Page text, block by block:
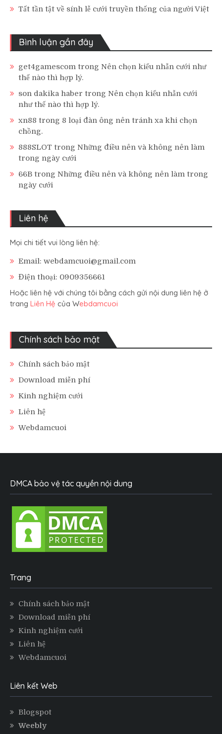
Tất tần tật về sính lễ cưới truyền thống của người Việt
Bình luận gần đây
get4gamescom trong Nên chọn kiểu nhẫn cưới như
thế nào thì hợp lý.
son dakika haber trong Nên chọn kiểu nhẫn cưới
như thế nào thì hợp lý.
xn88 trong 8 loại đàn ông nên tránh xa khi chọn
chồng.
888SLOT trong Những điều nên và không nên làm
trong ngày cưới
66B trong Những điều nên và không nên làm trong
ngày cưới
Liên hệ
Mọi chi tiết vui lòng liên hệ:
Email: webdamcuoi@gmail.com
Điện thoại: 0909356661
Hoặc liên hệ với chúng tôi bằng cách gửi nội dung liên hệ ở
trang Liên Hệ của Webdamcuoi
Chính sách bảo mật
Chính sách bảo mật
Download miễn phí
Kinh nghiệm cưới
Liên hệ
Webdamcuoi
DMCA bảo vệ tác quyền nội dung
Trang
Chính sách bảo mật
Download miễn phí
Kinh nghiệm cưới
Liên hệ
Webdamcuoi
Liên kết Web
Blogspot
Weebly